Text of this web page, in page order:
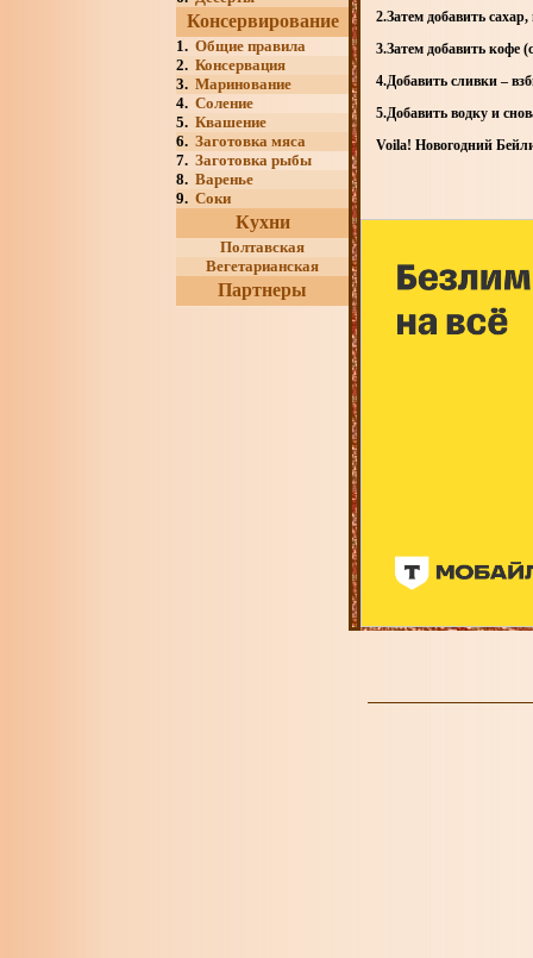
Консервирование
1. Общие правила
2. Консервация
3. Маринование
4. Соление
5. Квашение
6. Заготовка мяса
7. Заготовка рыбы
8. Варенье
9. Соки
Кухни
Полтавская
Вегетарианская
Партнеры
2.Затем добавить сахар,
3.Затем добавить кофе
4.Добавить сливки –
5.Добавить водку и
Voila! Новогодний